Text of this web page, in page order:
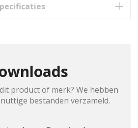
product of merk? We hebben
bestanden verzameld.